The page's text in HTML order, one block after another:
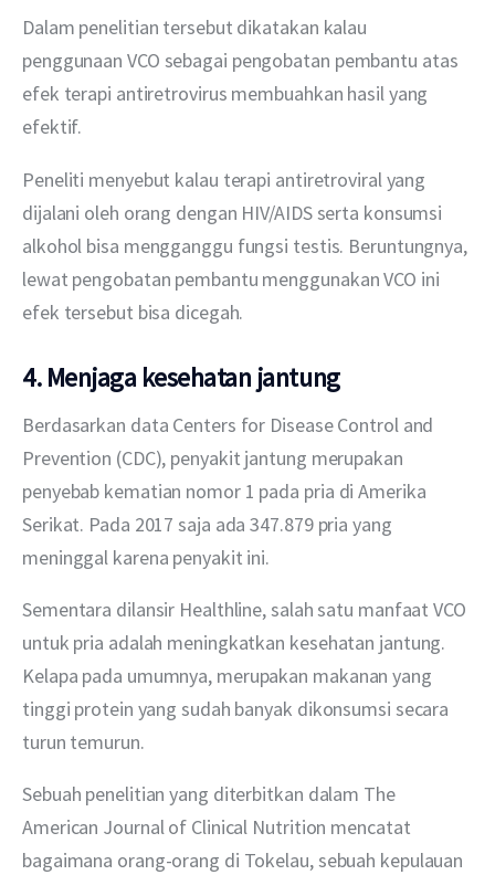
Dalam penelitian tersebut dikatakan kalau
penggunaan VCO sebagai pengobatan pembantu atas
efek terapi antiretrovirus membuahkan hasil yang
efektif.
Peneliti menyebut kalau terapi antiretroviral yang
dijalani oleh orang dengan HIV/AIDS serta konsumsi
alkohol bisa mengganggu fungsi testis. Beruntungnya,
lewat pengobatan pembantu menggunakan VCO ini
efek tersebut bisa dicegah.
4. Menjaga kesehatan jantung
Berdasarkan data Centers for Disease Control and
Prevention (CDC), penyakit jantung merupakan
penyebab kematian nomor 1 pada pria di Amerika
Serikat. Pada 2017 saja ada 347.879 pria yang
meninggal karena penyakit ini.
Sementara dilansir Healthline, salah satu manfaat VCO
untuk pria adalah meningkatkan kesehatan jantung.
Kelapa pada umumnya, merupakan makanan yang
tinggi protein yang sudah banyak dikonsumsi secara
turun temurun.
Sebuah penelitian yang diterbitkan dalam The
American Journal of Clinical Nutrition mencatat
bagaimana orang-orang di Tokelau, sebuah kepulauan